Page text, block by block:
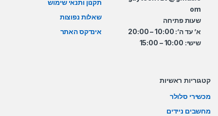
om
שעות פתיחה
א’ עד ה’: 10:00 – 20:00
שישי: 10:00 – 15:00
תקנון ותנאי שימוש
שאלות נפוצות
אינדקס האתר
קטגוריות ראשיות
מכשירי סלולר
מחשבים ניידים